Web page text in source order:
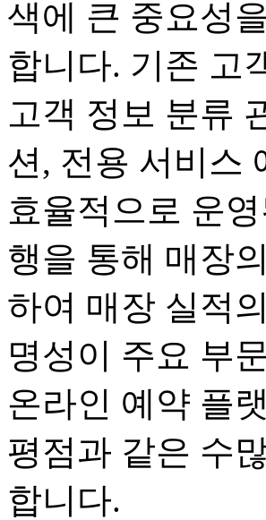
색에 큰 중요성
합니다. 기존 고
고객 정보 분류
션, 전용 서비스
효율적으로 운
행을 통해 매장
하여 매장 실적
명성이 주요 부
온라인 예약 플
평점과 같은 수
합니다.